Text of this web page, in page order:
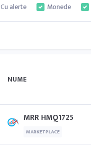
Cu alerte Monede
NUME
MRR HMQ1725
MARKETPLACE